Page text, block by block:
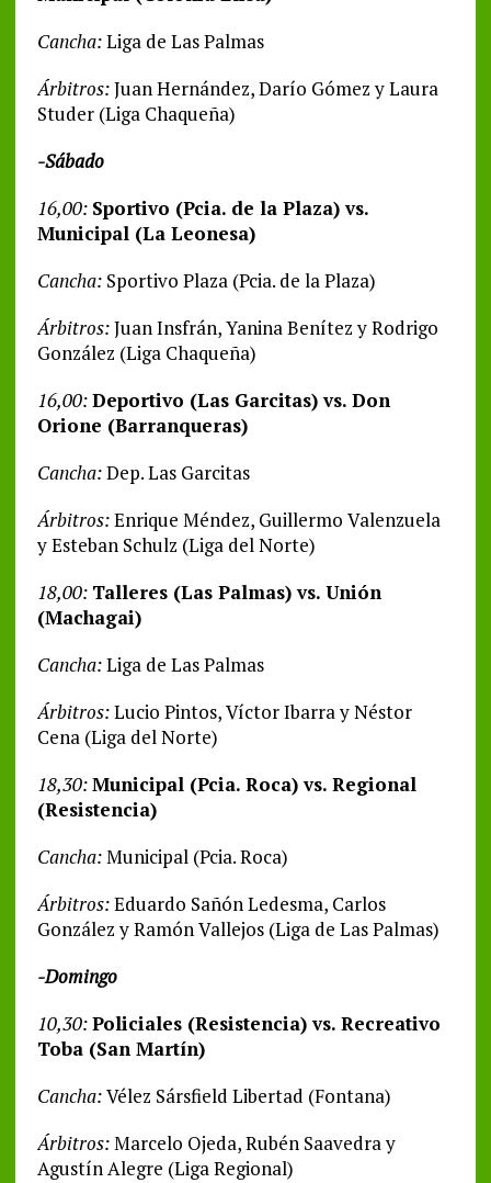
Cancha:Liga de Las Palmas
Árbitros:Juan Hernández, Darío Gómez y Laura
Studer (Liga Chaqueña)
-Sábado
16,00: Sportivo (Pcia. de la Plaza) vs.
Municipal (La Leonesa)
Cancha:Sportivo Plaza (Pcia. de la Plaza)
Árbitros:Juan Insfrán, Yanina Benítez y Rodrigo
González (Liga Chaqueña)
16,00:Deportivo (Las Garcitas) vs. Don
Orione (Barranqueras)
Cancha:Dep. Las Garcitas
Árbitros:Enrique Méndez, Guillermo Valenzuela
y Esteban Schulz (Liga del Norte)
18,00: Talleres (Las Palmas) vs. Unión
(Machagai)
Cancha:Liga de Las Palmas
Árbitros:Lucio Pintos, Víctor Ibarra y Néstor
Cena (Liga del Norte)
18,30:Municipal (Pcia. Roca) vs. Regional
(Resistencia)
Cancha:Municipal (Pcia. Roca)
Árbitros:Eduardo Sañón Ledesma, Carlos
González y Ramón Vallejos (Liga de Las Palmas)
-Domingo
10,30:Policiales (Resistencia) vs. Recreativo
Toba (San Martín)
Cancha:Vélez Sársfield Libertad (Fontana)
Árbitros:Marcelo Ojeda, Rubén Saavedra y
Agustín Alegre (Liga Regional)